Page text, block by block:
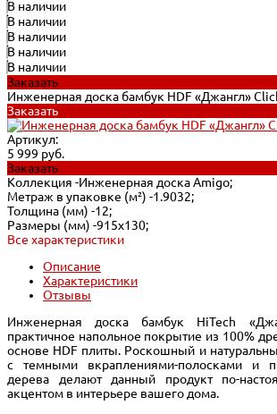
В наличии
В наличии
В наличии
В наличии
В наличии
Заказать
Инженерная доска бамбук HDF «Джангл»
Заказать
Артикул:
5 999 руб.
Заказать
Коллекция -Инженерная доска Amigo;
Метраж в упаковке (м²) -1.9032;
Толщина (мм) -12;
Размеры (мм) -915х130;
Все характеристики
Описание
Характеристики
Отзывы
Инженерная доска бамбук HiTech
практичное напольное покрытие из 100%
основе HDF плиты. Роскошный и
с темными вкраплениями-полосками и
дерева делают данный продукт по-
акцентом в интерьере вашего дома.